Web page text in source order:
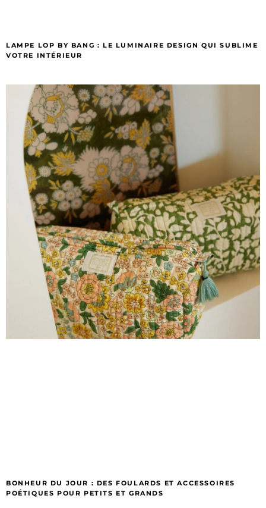
LAMPE LOP BY BANG : LE LUMINAIRE DESIGN QUI SUBLIME
VOTRE INTÉRIEUR
BONHEUR DU JOUR : DES FOULARDS ET ACCESSOIRES
POÉTIQUES POUR PETITS ET GRANDS